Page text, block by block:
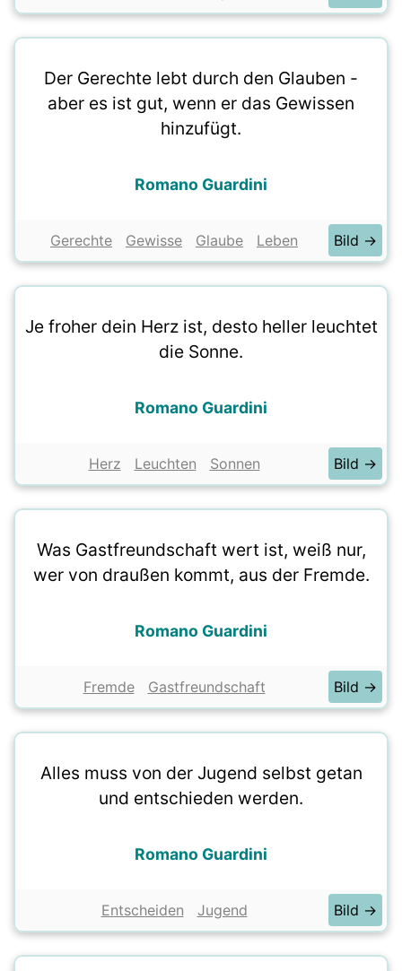
Der Gerechte lebt durch den Glauben -
aber es ist gut, wenn er das Gewissen
hinzufügt.
Romano Guardini
Gerechte Gewisse Glaube Leben Bild →
Je froher dein Herz ist, desto heller leuchtet
die Sonne.
Romano Guardini
Herz Leuchten Sonnen Bild →
Was Gastfreundschaft wert ist, weiß nur,
wer von draußen kommt, aus der Fremde.
Romano Guardini
Fremde Gastfreundschaft Bild →
Alles muss von der Jugend selbst getan
und entschieden werden.
Romano Guardini
Entscheiden Jugend Bild →